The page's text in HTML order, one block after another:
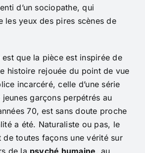
d’un sociopathe, qui
les yeux des pires scènes de
est que la pièce est inspirée de
histoire rejouée du point de vue
incarcéré, celle d’une série
jeunes garçons perpétrés au
70, est sans doute proche
a été. Naturaliste ou pas, le
de toutes façons une vérité sur